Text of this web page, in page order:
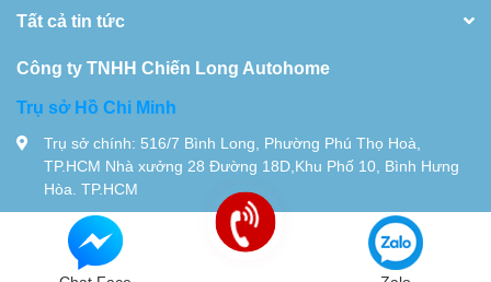
Tất cả tin tức
Công ty TNHH Chiến Long Autohome
Trụ sở Hồ Chi Minh
Trụ sở chính: 516/7 Bình Long, Phường Phú Thọ Hoà,
TP.HCM Nhà xưởng 28 Đường 18D,Khu Phố 10, Bình Hưng
Hòa. TP.HCM
Tel:0934115119
© Bản quyền thuộc về | Cung cấp bởi